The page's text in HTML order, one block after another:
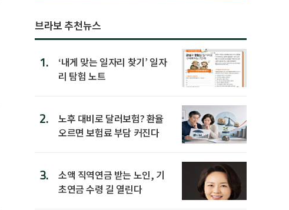
브라보 추천뉴스
1.
‘내게 맞는 일자리 찾기’ 일자
리 탐험 노트
2.
노후 대비로 달러보험? 환율
오르면 보험료 부담 커진다
3.
소액 직역연금 받는 노인, 기
초연금 수령 길 열린다